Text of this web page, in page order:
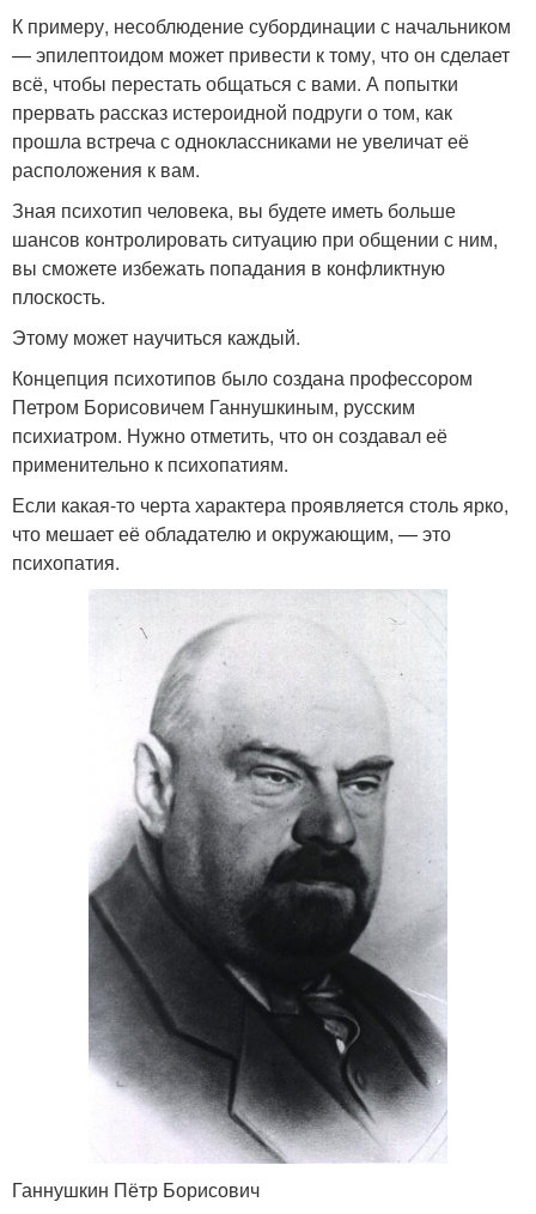
К примеру, несоблюдение субординации с начальником
— эпилептоидом может привести к тому, что он сделает
всё, чтобы перестать общаться с вами. А попытки
прервать рассказ истероидной подруги о том, как
прошла встреча с одноклассниками не увеличат её
расположения к вам.
Зная психотип человека, вы будете иметь больше
шансов контролировать ситуацию при общении с ним,
вы сможете избежать попадания в конфликтную
плоскость.
Этому может научиться каждый.
Концепция психотипов было создана профессором
Петром Борисовичем Ганнушкиным, русским
психиатром. Нужно отметить, что он создавал её
применительно к психопатиям.
Если какая-то черта характера проявляется столь ярко,
что мешает её обладателю и окружающим, — это
психопатия.
Ганнушкин Пётр Борисович